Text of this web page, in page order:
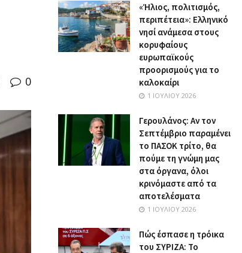
0
«Ήλιος, πολιτισμός,
περιπέτεια»: Ελληνικό
νησί ανάμεσα στους
κορυφαίους
ευρωπαϊκούς
προορισμούς για το
καλοκαίρι
1 ΙΟΥΛΊΟΥ 2026
Γερουλάνος: Αν τον
Σεπτέμβριο παραμένει
το ΠΑΣΟΚ τρίτο, θα
πούμε τη γνώμη μας
στα όργανα, όλοι
κρινόμαστε από τα
αποτελέσματα
1 ΙΟΥΛΊΟΥ 2026
Πώς έσπασε η τρόικα
του ΣΥΡΙΖΑ: Το